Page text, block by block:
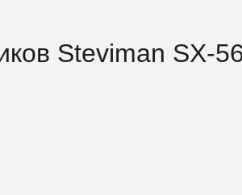
Steviman SX-